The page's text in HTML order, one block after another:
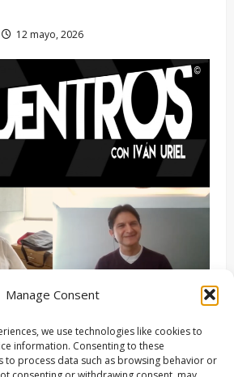
Manage Consent
we use technologies like cookies to
information. Consenting to these
to process data such as browsing behavior or
12 mayo, 2026
IVÁN URIEL T3E22: JUAN PATRICIO